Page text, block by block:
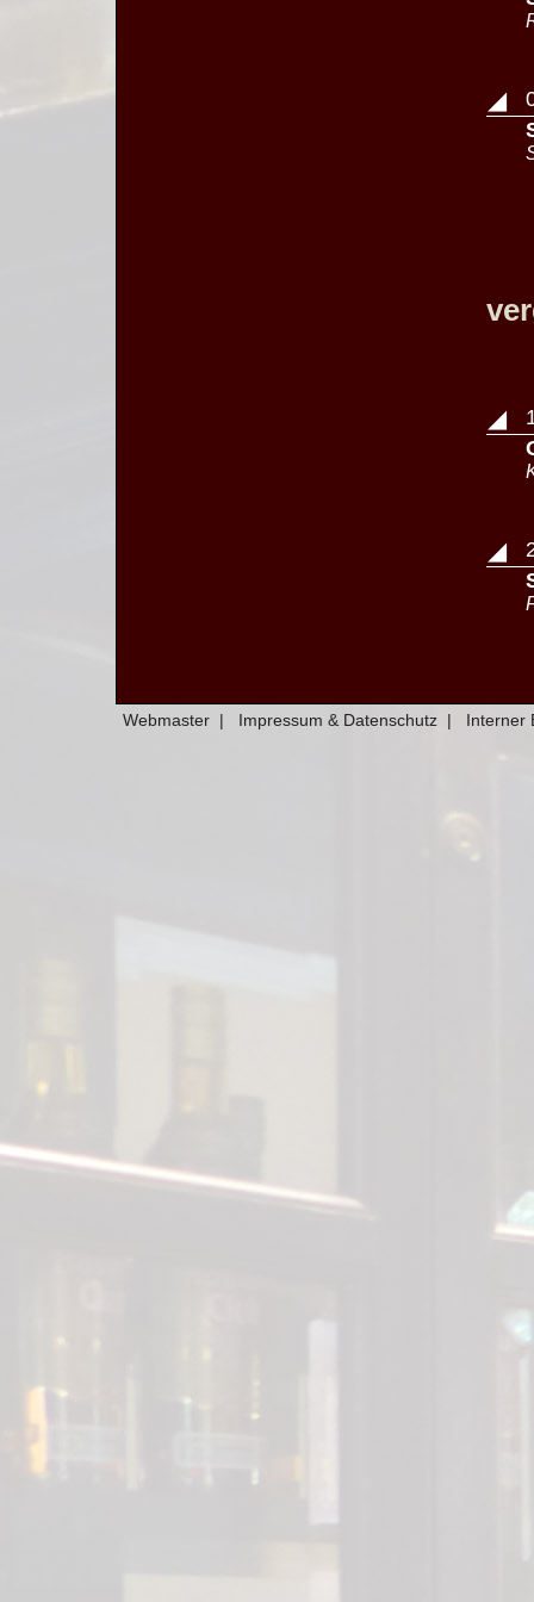
◢
◢
◢
Webmaster | Impressum & Datenschutz | Interner